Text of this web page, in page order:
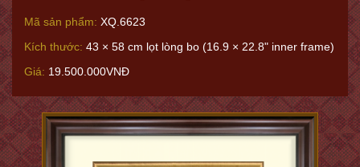
Mã sản phẩm: XQ.6623
Kích thước: 43 × 58 cm lọt lòng bo (16.9 × 22.8" inner frame)
Giá: 19.500.000VNĐ